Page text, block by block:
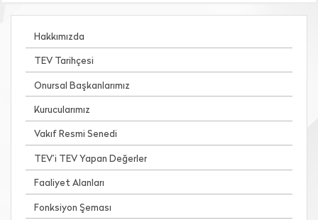
Hakkımızda
TEV Tarihçesi
Onursal Başkanlarımız
Kurucularımız
Vakıf Resmi Senedi
TEV’i TEV Yapan Değerler
Faaliyet Alanları
Fonksiyon Şeması